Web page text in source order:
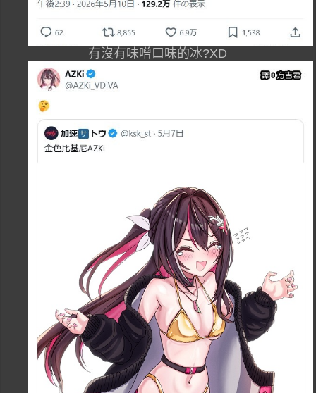
有沒有味噌口味的冰?XD